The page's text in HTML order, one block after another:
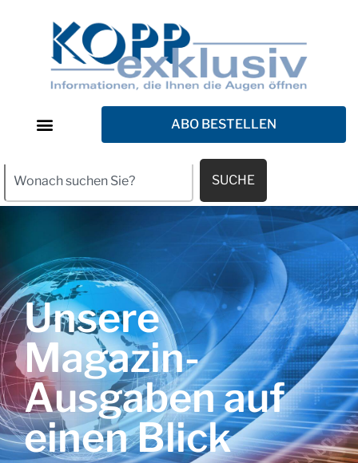
ABO BESTELLEN
SUCHE
Unsere
Magazin-
Ausgaben auf
einen Blick